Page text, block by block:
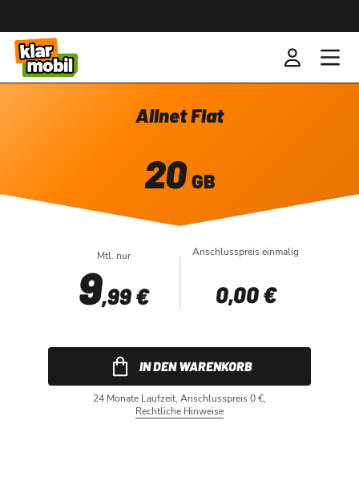
Allnet Flat
20 GB
Mtl. nur
9,99 €
Anschlusspreis einmalig
0,00 €
IN DEN WARENKORB
24 Monate Laufzeit, Anschlusspreis 0 €,
Rechtliche Hinweise